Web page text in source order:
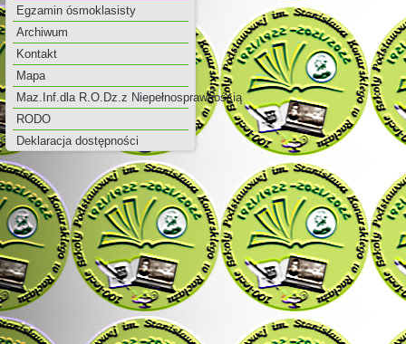
Egzamin ósmoklasisty
Archiwum
Kontakt
Mapa
Maz.Inf.dla R.O.Dz.z Niepełnosprawnością
RODO
Deklaracja dostępności